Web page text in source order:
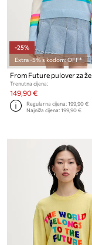
-25%
Extra -5% s kodom: OFF*
Trenutna cijena:
149,90 €
Regularna cijena:199,90 €
Najniža cijena:199,90 €